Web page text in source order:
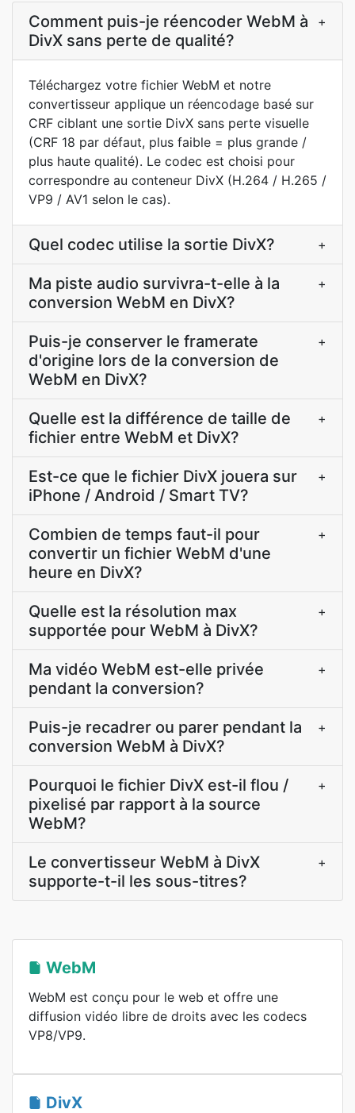
Comment puis-je réencoder WebM à
DivX sans perte de qualité?
+
Téléchargez votre fichier WebM et notre
convertisseur applique un réencodage basé sur
CRF ciblant une sortie DivX sans perte visuelle
(CRF 18 par défaut, plus faible = plus grande /
plus haute qualité). Le codec est choisi pour
correspondre au conteneur DivX (H.264 / H.265 /
VP9 / AV1 selon le cas).
Quel codec utilise la sortie DivX? +
Ma piste audio survivra-t-elle à la
conversion WebM en DivX?
+
Puis-je conserver le framerate
d'origine lors de la conversion de
WebM en DivX?
+
Quelle est la différence de taille de
fichier entre WebM et DivX?
+
Est-ce que le fichier DivX jouera sur
iPhone / Android / Smart TV?
+
Combien de temps faut-il pour
convertir un fichier WebM d'une
heure en DivX?
+
Quelle est la résolution max
supportée pour WebM à DivX?
+
Ma vidéo WebM est-elle privée
pendant la conversion?
+
Puis-je recadrer ou parer pendant la
conversion WebM à DivX?
+
Pourquoi le fichier DivX est-il flou /
pixelisé par rapport à la source
WebM?
+
Le convertisseur WebM à DivX
supporte-t-il les sous-titres?
+
WebM
WebM est conçu pour le web et offre une
diffusion vidéo libre de droits avec les codecs
VP8/VP9.
DivX